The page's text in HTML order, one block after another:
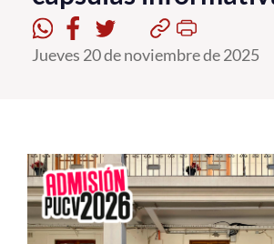
Admisión
Formación Continua
Estudiantes
Jueves 20 de noviembre de 2025